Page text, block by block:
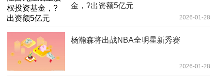
金，?出资额5亿元
2026-01-28
杨瀚森将出战NBA全明星新秀赛
2026-01-28